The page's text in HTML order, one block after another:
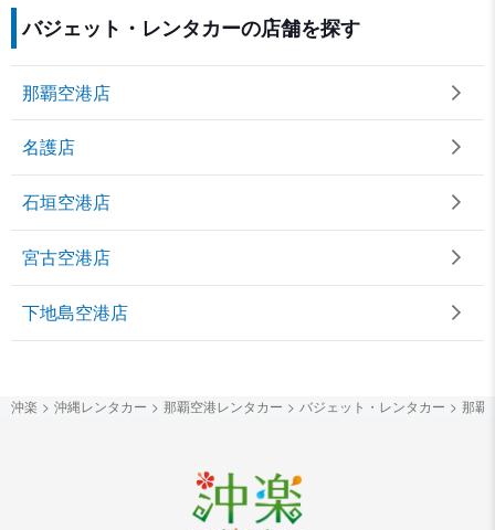
バジェット・レンタカーの店舗を探す
那覇空港店
名護店
石垣空港店
宮古空港店
下地島空港店
沖楽 沖縄レンタカー 那覇空港レンタカー バジェット・レンタカー 那覇